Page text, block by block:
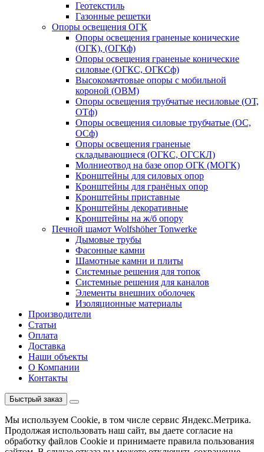
Геотекстиль
Газонные решетки
Опоры освещения ОГК
Опоры освещения граненые конические
(ОГК), (ОГКф)
Опоры освещения граненые конические
силовые (ОГКС, ОГКСф)
Высокомачтовые опоры с мобильной
короной (ОВМ)
Опоры освещения трубчатые несиловые (ОТ,
ОТф)
Опоры освещения силовые трубчатые (ОС,
ОСф)
Опоры освещения граненые
складывающиеся (ОГКС, ОГСКЛ)
Молниеотвод на базе опор ОГК (МОГК)
Кронштейны для силовых опор
Кронштейны для гранёных опор
Кронштейны приставные
Кронштейны декоративные
Кронштейны на ж/б опору
Печной шамот Wolfshöher Tonwerke
Дымовые трубы
Фасонные камни
Шамотные камни и плиты
Системные решения для топок
Системные решения для каналов
Элементы внешних оболочек
Изоляционные материалы
Производители
Статьи
Оплата
Доставка
Наши объекты
О Компании
Контакты
Быстрый заказ
Мы используем Cookie, в том числе сервис Яндекс.Метрика.
Продолжая использовать наш сайт, вы даете согласие на
обработку файлов Cookie и принимаете правила пользования